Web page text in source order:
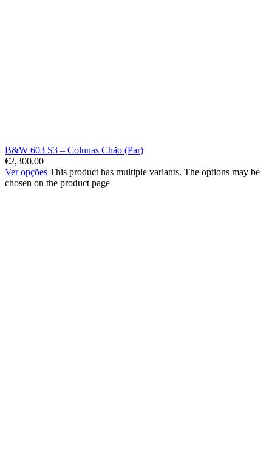
B&W 603 S3 – Colunas Chão (Par)
€2,300.00
Ver opções This product has multiple variants. The options may be
chosen on the product page